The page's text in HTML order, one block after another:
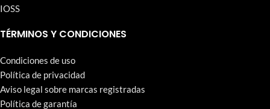
IOSS
TÉRMINOS Y CONDICIONES
Condiciones de uso
Política de privacidad
Aviso legal sobre marcas registradas
Política de garantía